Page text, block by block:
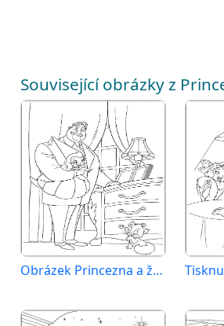
Související obrázky z
Obrázek Princezna a žabák